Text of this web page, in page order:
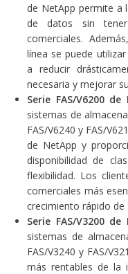
de NetApp permite a
de datos sin
comerciales.
línea se puede
a reducir
necesaria y mejorar
Serie FAS/V6200 de
sistemas de
FAS/V6240 y FAS/
de NetApp y
disponibilidad de
flexibilidad. Los
comerciales más
crecimiento rápido de
Serie FAS/V3200 de
sistemas de
FAS/V3240 y FAS/
más rentables de la